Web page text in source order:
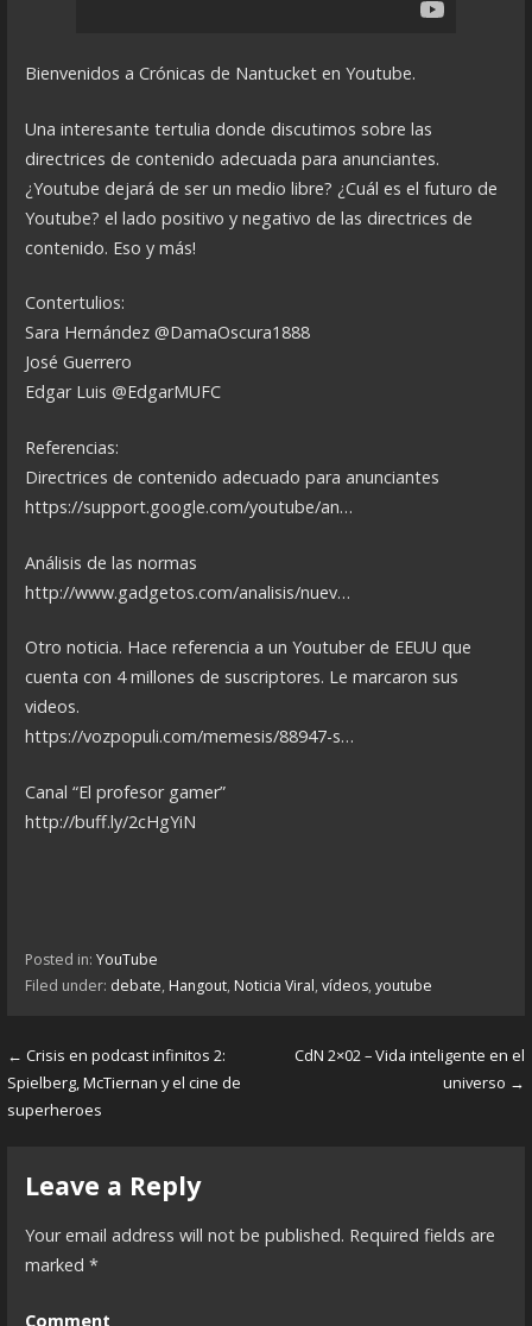
Bienvenidos a Crónicas de Nantucket en Youtube.
Una interesante tertulia donde discutimos sobre las
directrices de contenido adecuada para anunciantes.
¿Youtube dejará de ser un medio libre? ¿Cuál es el futuro de
Youtube? el lado positivo y negativo de las directrices de
contenido. Eso y más!
Contertulios:
Sara Hernández @DamaOscura1888
José Guerrero
Edgar Luis @EdgarMUFC
Referencias:
Directrices de contenido adecuado para anunciantes
https://support.google.com/youtube/an…
Análisis de las normas
http://www.gadgetos.com/analisis/nuev…
Otro noticia. Hace referencia a un Youtuber de EEUU que
cuenta con 4 millones de suscriptores. Le marcaron sus
videos.
https://vozpopuli.com/memesis/88947-s…
Canal “El profesor gamer”
http://buff.ly/2cHgYiN
Posted in: YouTube
Filed under: debate, Hangout, Noticia Viral, vídeos, youtube
P
o
n
a
← Crisis en podcast infinitos 2:
Spielberg, McTiernan y el cine de
superheroes
CdN 2×02 – Vida inteligente en el
universo →
Leave a Reply
Your email address will not be published. Required fields are
marked *
Comment